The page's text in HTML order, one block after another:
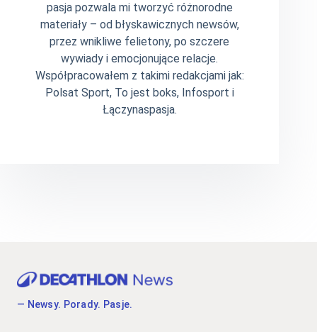
pasja pozwala mi tworzyć różnorodne
materiały – od błyskawicznych newsów,
przez wnikliwe felietony, po szczere
wywiady i emocjonujące relacje.
Współpracowałem z takimi redakcjami jak:
Polsat Sport, To jest boks, Infosport i
Łączynaspasja.
— Newsy. Porady. Pasje.